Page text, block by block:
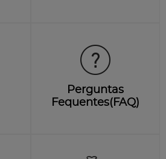
Perguntas
Fequentes(FAQ)